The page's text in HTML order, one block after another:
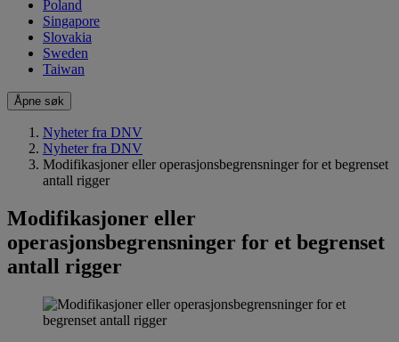
Poland
Singapore
Slovakia
Sweden
Taiwan
Åpne søk
Nyheter fra DNV
Nyheter fra DNV
Modifikasjoner eller operasjonsbegrensninger for et begrenset
antall rigger
Modifikasjoner eller
operasjonsbegrensninger for et begrenset
antall rigger